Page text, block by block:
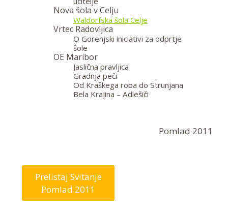
Nova šola v Celju
Waldorfska šola Celje
Vrtec Radovljica
O Gorenjski iniciativi za odprtje
šole
OE Maribor
Jaslična pravljica
Gradnja peči
Od Kraškega roba do Strunjana
Bela Krajina – Adlešiči
Pomlad 2011
Prelistaj Svitanje
Pomlad 2011